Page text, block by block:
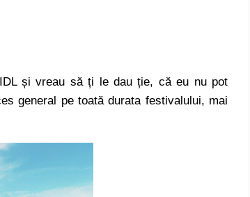
și vreau să ți le dau ție, că eu nu pot
general pe toată durata festivalului, mai